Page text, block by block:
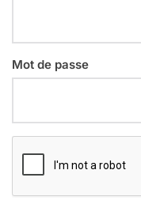
Mot de passe